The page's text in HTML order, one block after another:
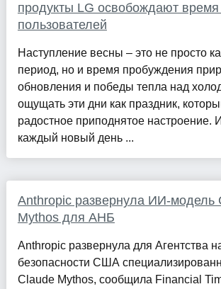
продукты LG освобождают
пользователей
Наступление весны – это не просто
период, но и время пробуждения
обновления и победы тепла над
ощущать эти дни как праздник,
радостное приподнятое настроение.
каждый новый день ...
Anthropic развернула ИИ-модель
Mythos для АНБ
Anthropic развернула для Агентства
безопасности США
Claude Mythos, сообщила Financial